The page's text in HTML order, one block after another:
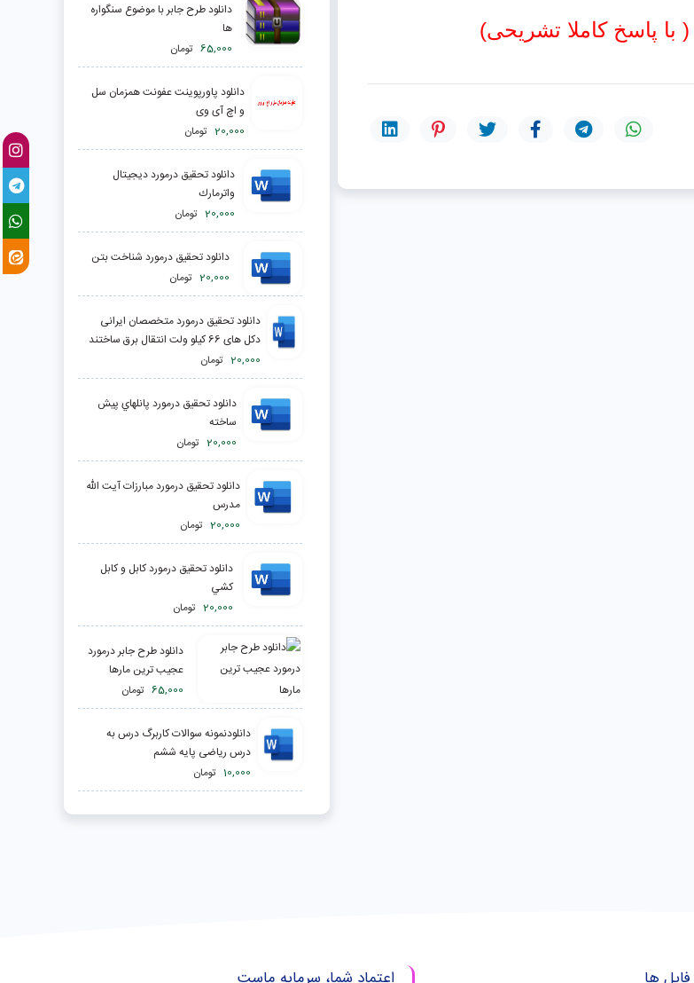
دانلود طرح جابر با موضوع سنگواره
ها
65,000 تومان
دانلود پاورپوینت عفونت همزمان سل
و اچ آی وی
20,000 تومان
دانلود تحقیق درمورد ديجيتال
واترمارك
20,000 تومان
دانلود تحقیق درمورد شناخت بتن
20,000 تومان
دانلود تحقیق درمورد متخصصان ایرانی
دکل های 66 کیلو ولت انتقال برق ساختند
20,000 تومان
دانلود تحقیق درمورد پانلهاي پيش
ساخته
20,000 تومان
دانلود تحقیق درمورد مبارزات آيت الله
مدرس
20,000 تومان
دانلود تحقیق درمورد كابل و كابل
كشي
20,000 تومان
دانلود طرح جابر درمورد
عجیب ترین مارها
65,000 تومان
دانلودنمونه سوالات کاربرگ درس به
درس ریاضی پایه ششم
10,000 تومان
با پاسخ کاملا تشریحی)